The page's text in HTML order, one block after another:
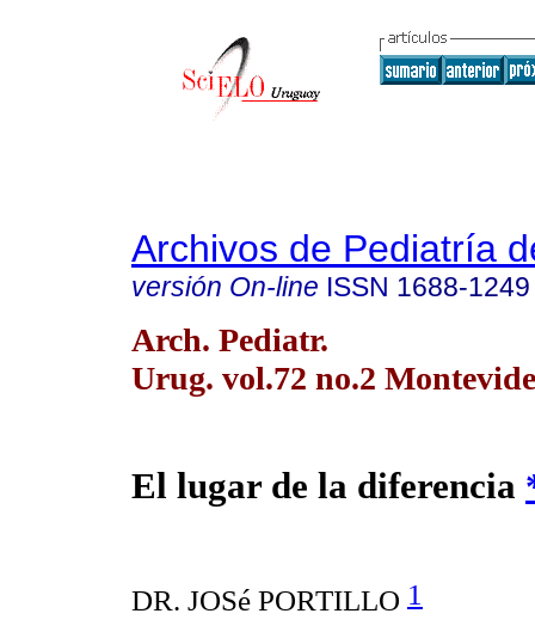
Archivos de Pediatría
versión On-line ISSN 1688-1249
Arch. Pediatr.
Urug. vol.72 no.2
El lugar de la diferencia
DR. JOSé PORTILLO 1